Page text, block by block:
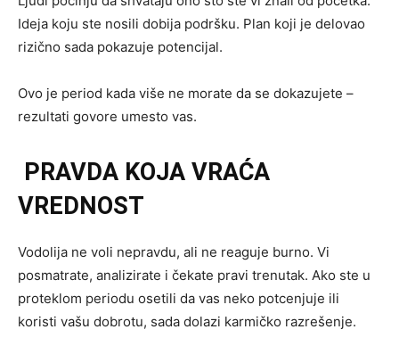
Ideja koju ste nosili dobija podršku. Plan koji je delovao
rizično sada pokazuje potencijal.
Ovo je period kada više ne morate da se dokazujete –
rezultati govore umesto vas.
PRAVDA KOJA VRAĆA
VREDNOST
Vodolija ne voli nepravdu, ali ne reaguje burno. Vi
posmatrate, analizirate i čekate pravi trenutak. Ako ste u
proteklom periodu osetili da vas neko potcenjuje ili
koristi vašu dobrotu, sada dolazi karmičko razrešenje.